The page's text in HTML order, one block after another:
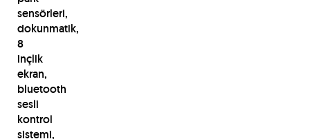
sensörleri,
dokunmatik,
8
inçlik
ekran,
bluetooth
sesli
kontrol
sistemi,